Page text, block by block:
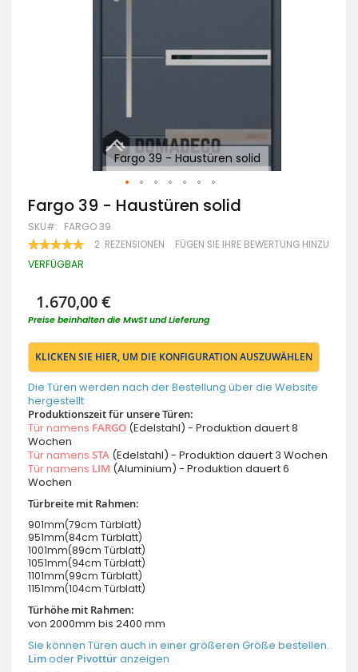
Fargo 39 - Haustüren solid
Zum
Anfang
der
Bildgalerie
springen
Fargo 39 - Haustüren solid
SKU FARGO 39
BEWERTUNG:
100
2 REZENSIONEN FÜGEN SIE IHRE BEWERTUNG HINZU
VERFÜGBAR
1.670,00 €
Preise beinhalten die MwSt und Lieferung
KLICKEN SIE HIER, UM DIE KONFIGURATION AUSZUWÄHLEN
Die Türen werden nach der Bestellung über die Website
hergestellt
Produktionszeit für unsere Türen:
Tür namens FARGO (Edelstahl) - Produktion dauert 8
Wochen
Tür namens STA (Edelstahl) - Produktion dauert 3 Wochen
Tür namens LIM (Aluminium) - Produktion dauert 6
Wochen
Türbreite mit Rahmen:
901mm(79cm Türblatt)
951mm(84cm Türblatt)
1001mm(89cm Türblatt)
1051mm(94cm Türblatt)
1101mm(99cm Türblatt)
1151mm(104cm Türblatt)
Türhöhe mit Rahmen:
von 2000mm bis 2400 mm
Sie können Türen auch in einer größeren Größe bestellen.
Limoder Pivottüranzeigen